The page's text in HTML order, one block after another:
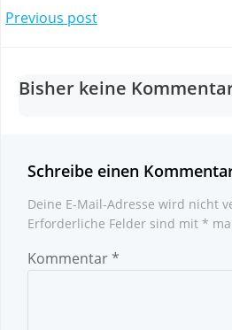
Post
navigation
Previous post
Bisher keine
Schreibe einen
Deine E-Mail-Adresse wird nicht
Erforderliche Felder sind mit *
Kommentar*